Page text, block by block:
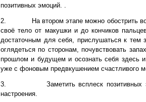
позитивных эмоций. .
2. На втором этапе можно обострить
своё тело от макушки и до кончиков
достаточным для себя, прислушаться к тем
оглядеться по сторонам, почувствовать
прошлом и будущем и осознать себя здесь
уже с фоновым предвкушением счастливого
3. Заметить всплеск позитивных
настроения.